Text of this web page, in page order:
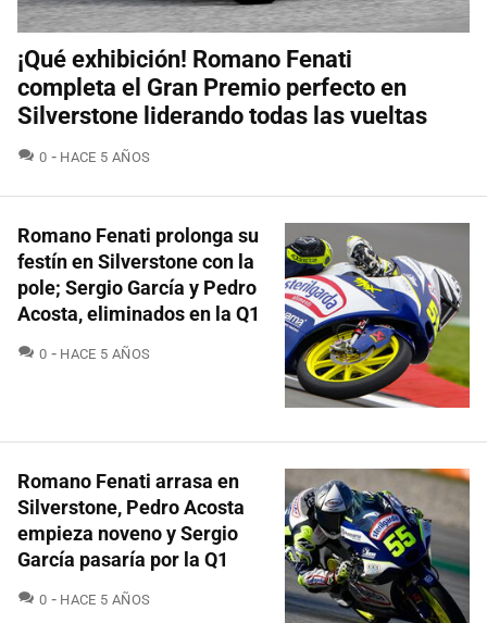
¡Qué exhibición! Romano Fenati
completa el Gran Premio perfecto en
Silverstone liderando todas las vueltas
0 COMENTARIOS
HACE 5 AÑOS
Romano Fenati prolonga su
festín en Silverstone con la
pole; Sergio García y Pedro
Acosta, eliminados en la Q1
0 COMENTARIOS
HACE 5 AÑOS
Romano Fenati arrasa en
Silverstone, Pedro Acosta
empieza noveno y Sergio
García pasaría por la Q1
0 COMENTARIOS
HACE 5 AÑOS